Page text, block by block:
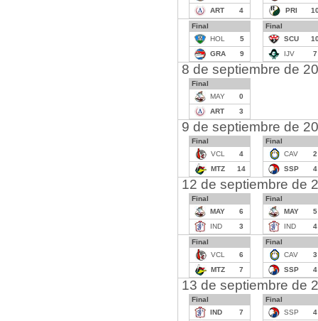
ART
4
PRI
Final
HOL
5
GRA
9
Final
SCU
IJV
7
8 de septiembre de
Final
MAY
0
ART
3
9 de septiembre de
Final
VCL
4
MTZ
14
Final
CAV
2
SSP
4
12 de septiembre de
Final
MAY
6
IND
3
Final
MAY
5
IND
4
Final
VCL
6
MTZ
7
Final
CAV
3
SSP
4
13 de septiembre de
Final
IND
7
Final
SSP
4